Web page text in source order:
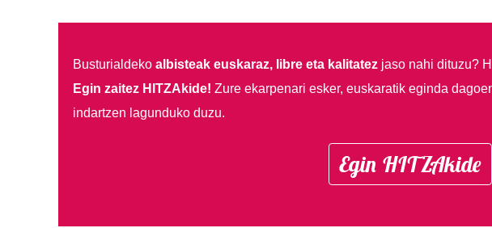
Busturialdeko albisteak euskaraz, libre eta kalitatezjaso nahi dituzu?
Egin zaitez HITZAkide! Zure ekarpenari esker, euskaratik eginda
indartzen lagunduko duzu.
Egin HITZAkide